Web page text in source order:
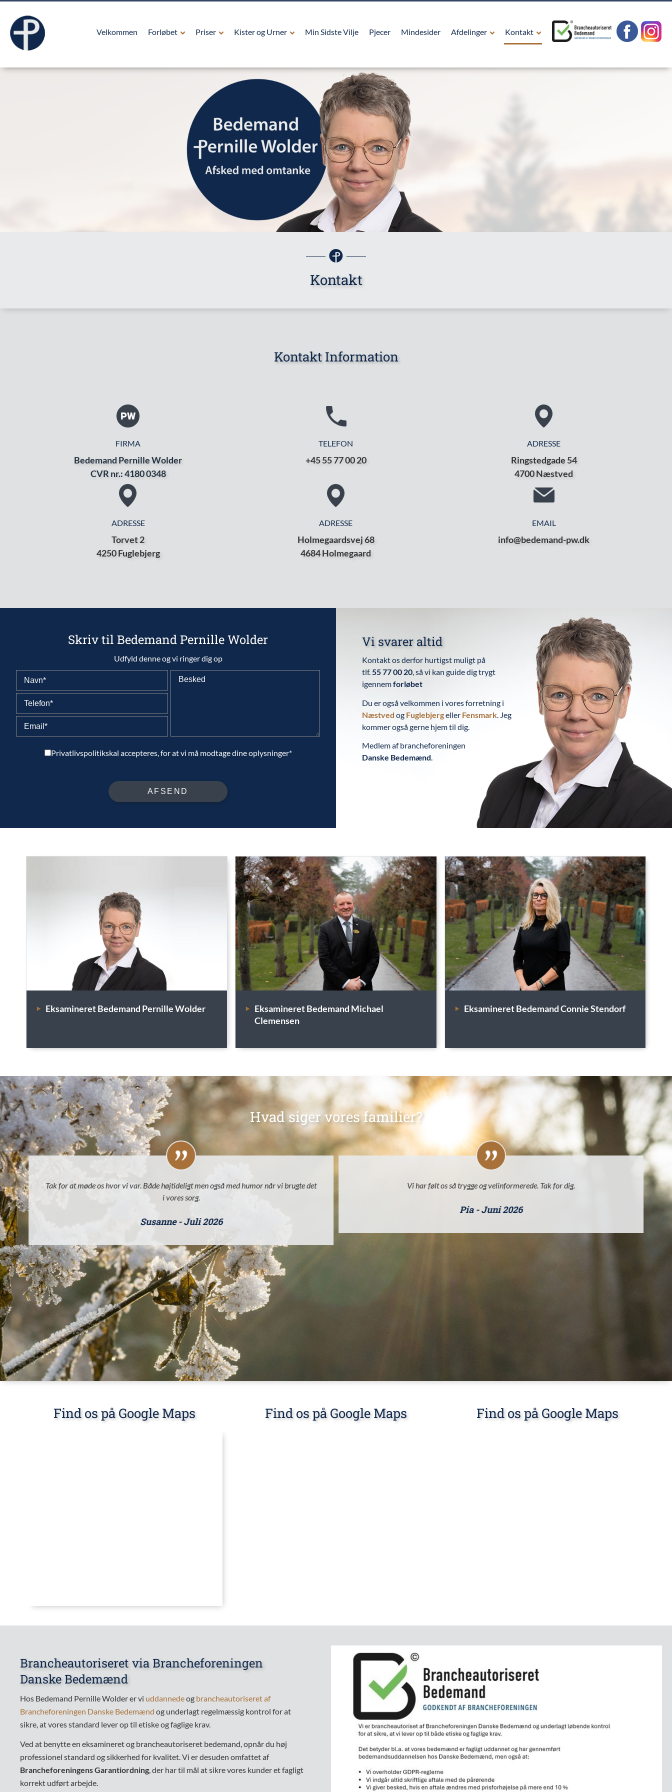
Velkommen Forløbet Priser Kister og Urner Min Sidste Vilje Pjecer Mindesider Afdelinger Kontakt
Kontakt
Kontakt Information
FIRMA
Bedemand Pernille Wolder
CVR nr.: 4180 0348
TELEFON
+45 55 77 00 20
ADRESSE
Ringstedgade 54
4700 Næstved
ADRESSE
Torvet 2
4250 Fuglebjerg
ADRESSE
Holmegaardsvej 68
4684 Holmegaard
EMAIL
info@bedemand-pw.dk
Skriv til Bedemand Pernille Wolder
Udfyld denne og vi ringer dig op
Privatlivspolitikskal accepteres, for at vi må modtage dine oplysninger*
Vi svarer altid
Kontakt os derfor hurtigst muligt på
tlf.55 77 00 20, så vi kan guide dig trygt
igennemforløbet
Du er også velkommen i vores forretning i
Næstved og Fuglebjergeller Fensmark . Jeg
kommer også gerne hjem til dig.
Medlem af brancheforeningen
Danske Bedemænd.
Eksamineret Bedemand Pernille Wolder
Eksamineret Bedemand Michael
Clemensen
Eksamineret Bedemand Connie Stendorf
Hvad siger vores familier?
Tak for at møde os hvor vi var. Både højtideligt men også med humor når vi brugte det
i vores sorg.
Susanne - Juli 2026
Vi har følt os så trygge og velinformerede. Tak for dig.
Pia - Juni 2026
Find os på Google Maps Find os på Google Maps Find os på Google Maps
Brancheautoriseret via Brancheforeningen
Danske Bedemænd
Hos Bedemand Pernille Wolder er vi uddannedeog brancheautoriseret af
Brancheforeningen Danske Bedemænd og underlagt regelmæssig kontrol for at
sikre, at vores standard lever op til etiske og faglige krav.
Ved at benytte en eksamineret og brancheautoriseret bedemand, opnår du høj
professionel standard og sikkerhed for kvalitet. Vi er desuden omfattet af
Brancheforeningens Garantiordning, der har til mål at sikre vores kunder et fagligt
korrekt udført arbejde.